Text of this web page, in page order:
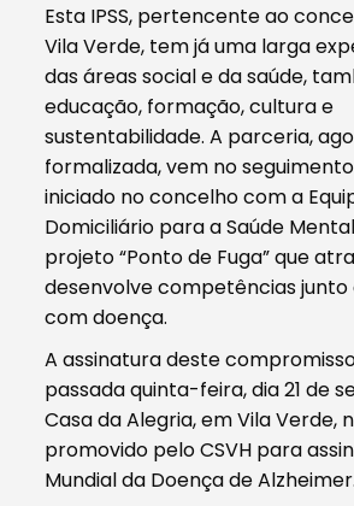
Esta IPSS, pertencente ao
Vila Verde, tem já uma larga
das áreas social e da saúde,
educação, formação, cultura e
sustentabilidade. A parceria,
formalizada, vem no
iniciado no concelho com a
Domiciliário para a Saúde
projeto “Ponto de Fuga” que
desenvolve competências junto
com doença.
A assinatura deste
passada quinta-feira, dia 21 de
Casa da Alegria, em Vila Verde,
promovido pelo CSVH para
Mundial da Doença de Alzheimer.